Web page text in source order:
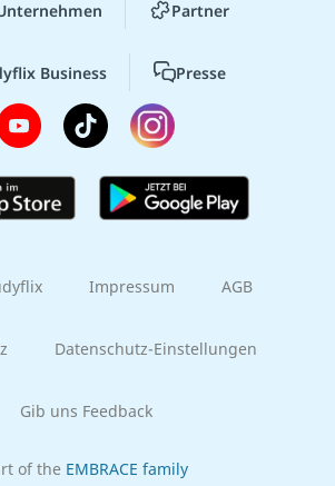
Partner
Business Presse
Impressum AGB
Datenschutz-Einstellungen
Gib uns Feedback
of the EMBRACE family